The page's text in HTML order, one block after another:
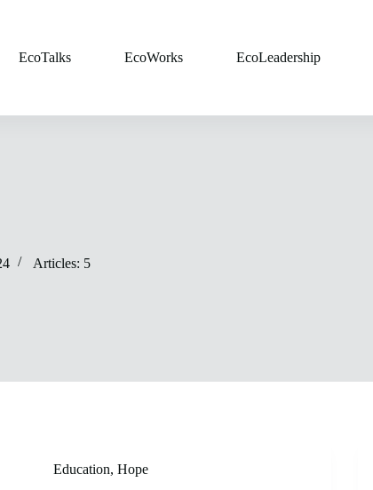
EcoTalks EcoWorks EcoLeadership
Articles: 5
Education,Hope